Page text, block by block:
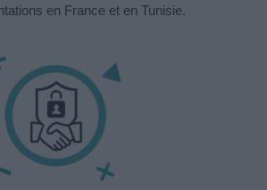
en France et en Tunisie.